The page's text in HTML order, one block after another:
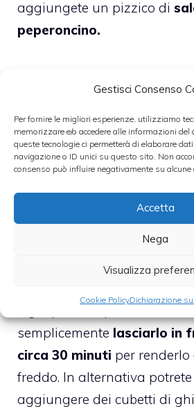
Gestisci Consenso
Per fornire le migliori esperienze, utilizziamo
memorizzare e/o accedere alle informazioni
queste tecnologie ci permetterà di elaborare
navigazione o ID unici su questo sito. Non
consenso può influire negativamente su alcune
Accetta
Nega
Visualizza
Cookie PolicyDichiarazione
aggiungete un pizzico di
peperoncino.
Prendete 4 fette di pan
con l’acquae aggiungetele
ingredienti, aggiungete
intero, 3 cucchiai di acqua
un cucchiaio diolio
frullare
Il gazpacho è pronto: adesso
semplicemente lasciarlo in
circa 30 minuti per
freddo. In alternativa
aggiungere dei cubetti di